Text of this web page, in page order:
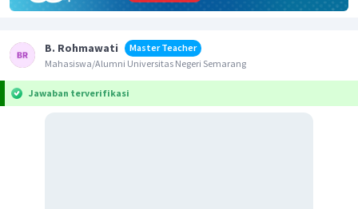
B. Rohmawati
Master Teacher
Mahasiswa/Alumni Universitas Negeri Semarang
Jawaban terverifikasi